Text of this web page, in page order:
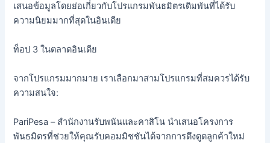
เสนอข้อมูลโดยย่อเกี่ยวกับโปรแกรมพันธมิตรเดิมพันที่ได้รับ
ความนิยมมากที่สุดในอินเดีย
ท็อป 3 ในตลาดอินเดีย
จากโปรแกรมมากมาย เราเลือกมาสามโปรแกรมที่สมควรได้รับ
ความสนใจ:
PariPesa – สำนักงานรับพนันและคาสิโน นำเสนอโครงการ
พันธมิตรที่ช่วยให้คุณรับคอมมิชชันได้จากการดึงดูดลูกค้าใหม่